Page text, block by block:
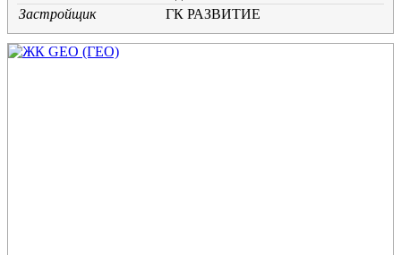
Застройщик
ГК РАЗВИТИЕ